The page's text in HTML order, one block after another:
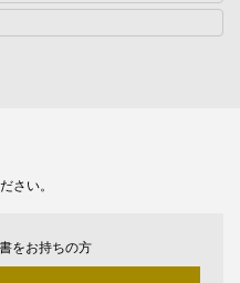
さい。
をお持ちの方